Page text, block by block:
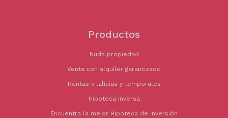
Productos
Nuda propiedad
Venta con alquiler garantizado
Rentas vitalicias y temporales
Hipoteca inversa
Encuentra la mejor Hipoteca de inversión